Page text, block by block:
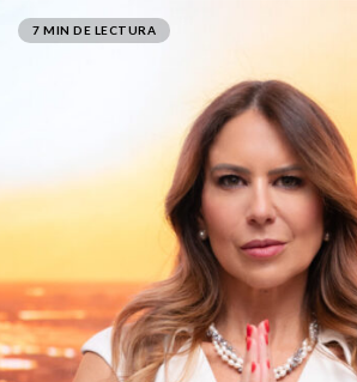
7 MIN DE LECTURA